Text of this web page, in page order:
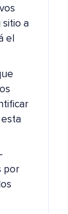
sitio a
el
por